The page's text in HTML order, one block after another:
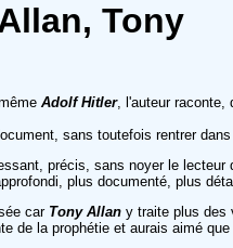
Tony
Adolf Hitler, l'auteur raconte,
sans toutefois rentrer
précis, sans noyer le
plus documenté, plus
car Tony Allan y traite plus des
de la prophétie et aurais aimé